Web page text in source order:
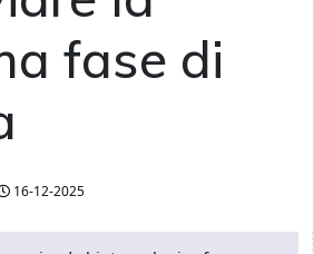
fase di
16-12-2025